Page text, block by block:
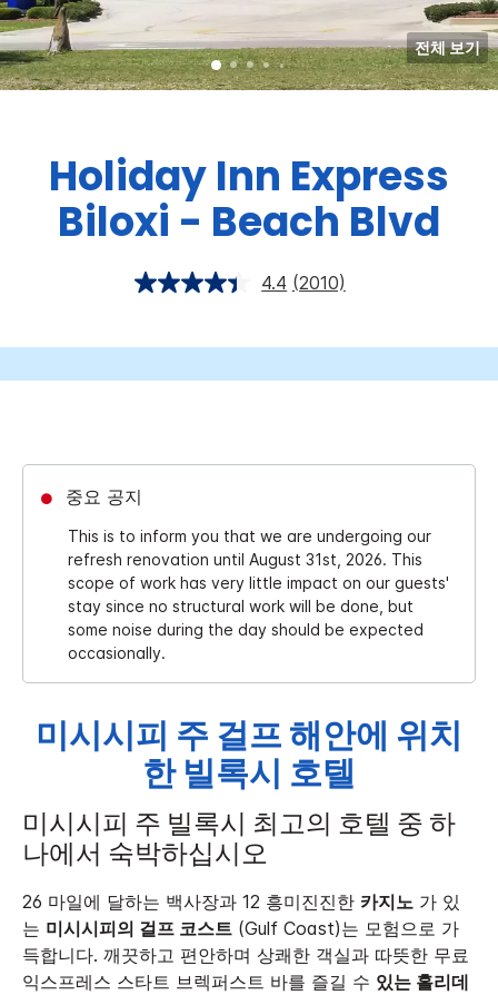
전체 보기
Holiday Inn Express
Biloxi - Beach Blvd
4.4 (2010)
중요 공지
This is to inform you that we are undergoing our
refresh renovation until August 31st, 2026. This
scope of work has very little impact on our guests'
stay since no structural work will be done, but
some noise during the day should be expected
occasionally.
미시시피 주 걸프 해안에 위치
한 빌록시 호텔
미시시피 주 빌록시 최고의 호텔 중 하
나에서 숙박하십시오
26 마일에 달하는 백사장과 12 흥미진진한 카지노 가 있
는 미시시피의 걸프 코스트 (Gulf Coast)는 모험으로 가
득합니다. 깨끗하고 편안하며 상쾌한 객실과 따뜻한 무료
익스프레스 스타트 브렉퍼스트 바를 즐길 수 있는 홀리데